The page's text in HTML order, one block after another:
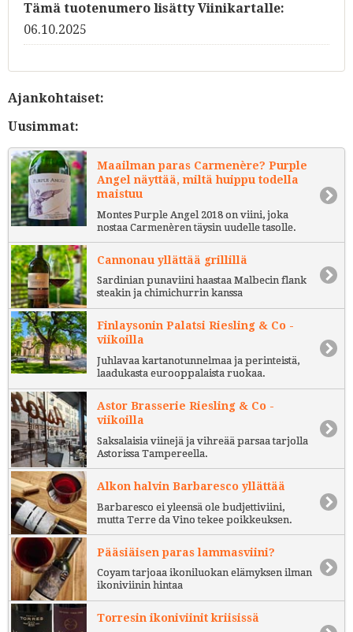
Tämä tuotenumero lisätty Viinikartalle:
06.10.2025
Ajankohtaiset:
Uusimmat:
Maailman paras Carmenère? Purple
Angel näyttää, miltä huippu todella
maistuu
Montes Purple Angel 2018 on viini, joka
nostaa Carmenèren täysin uudelle tasolle.
Cannonau yllättää grillillä
Sardinian punaviini haastaa Malbecin flank
steakin ja chimichurrin kanssa
Finlaysonin Palatsi Riesling & Co -
viikoilla
Juhlavaa kartanotunnelmaa ja perinteistä,
laadukasta eurooppalaista ruokaa.
Astor Brasserie Riesling & Co -
viikoilla
Saksalaisia viinejä ja vihreää parsaa tarjolla
Astorissa Tampereella.
Alkon halvin Barbaresco yllättää
Barbaresco ei yleensä ole budjettiviini,
mutta Terre da Vino tekee poikkeuksen.
Pääsiäisen paras lammasviini?
Coyam tarjoaa ikoniluokan elämyksen ilman
ikoniviinin hintaa
Torresin ikoniviinit kriisissä